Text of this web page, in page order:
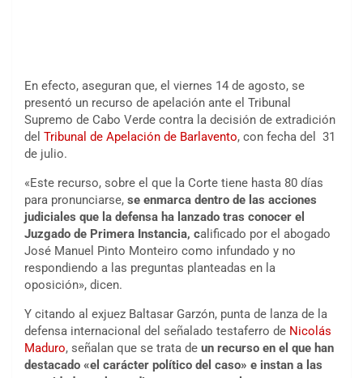
En efecto, aseguran que, el viernes 14 de agosto, se
presentó un recurso de apelación ante el Tribunal
Supremo de Cabo Verde contra la decisión de extradición
del Tribunal de Apelación de Barlavento, con fecha del 31
de julio.
«Este recurso, sobre el que la Corte tiene hasta 80 días
para pronunciarse, se enmarca dentro de las acciones
judiciales que la defensa ha lanzado tras conocer el
Juzgado de Primera Instancia, calificado por el abogado
José Manuel Pinto Monteiro como infundado y no
respondiendo a las preguntas planteadas en la
oposición», dicen.
Y citando al exjuez Baltasar Garzón, punta de lanza de la
defensa internacional del señalado testaferro de Nicolás
Maduro, señalan que se trata de un recurso en el que han
destacado «el carácter político del caso» e instan a las